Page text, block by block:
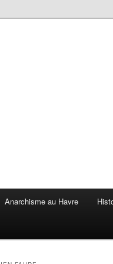
Anarchisme au Havre